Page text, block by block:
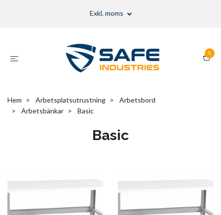
Exkl. moms
0
Hem Arbetsplatsutrustning
Arbetsbord
Arbetsbänkar
Basic
Basic